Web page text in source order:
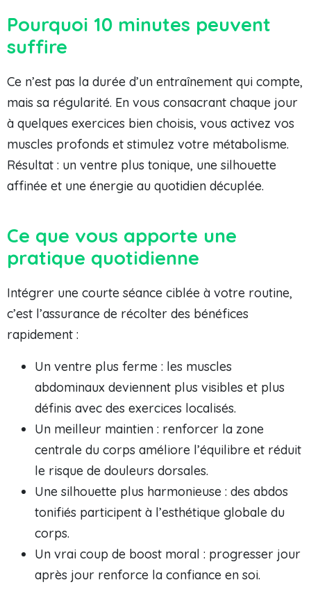
Pourquoi 10 minutes peuvent
suffire
Ce n’est pas la durée d’un entraînement qui compte,
mais sa régularité. En vous consacrant chaque jour
à quelques exercices bien choisis, vous activez vos
muscles profonds et stimulez votre métabolisme.
Résultat : un ventre plus tonique, une silhouette
affinée et une énergie au quotidien décuplée.
Ce que vous apporte une
pratique quotidienne
Intégrer une courte séance ciblée à votre routine,
c’est l’assurance de récolter des bénéfices
rapidement :
Un ventre plus ferme : les muscles
abdominaux deviennent plus visibles et plus
définis avec des exercices localisés.
Un meilleur maintien : renforcer la zone
centrale du corps améliore l’équilibre et réduit
le risque de douleurs dorsales.
Une silhouette plus harmonieuse : des abdos
tonifiés participent à l’esthétique globale du
corps.
Un vrai coup de boost moral : progresser jour
après jour renforce la confiance en soi.